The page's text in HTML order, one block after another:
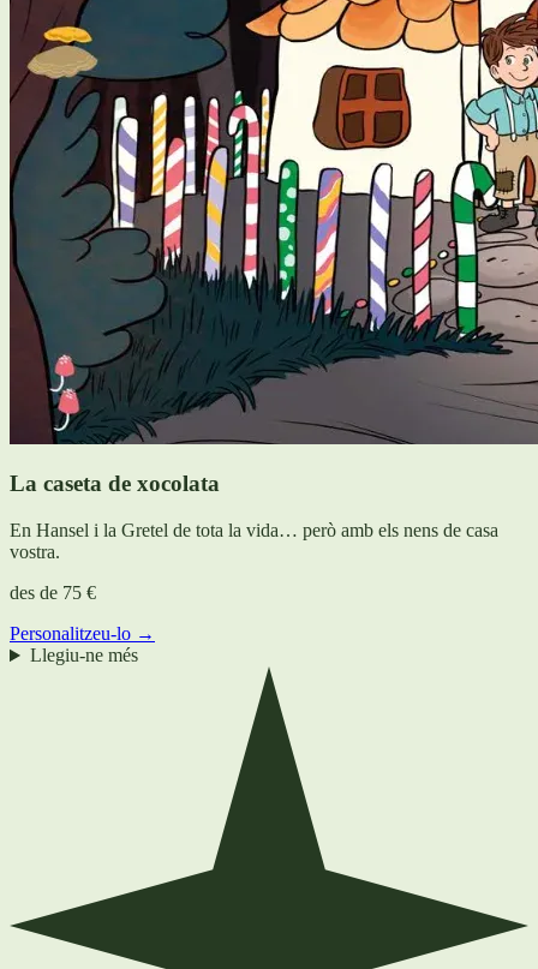
La caseta de xocolata
En Hansel i la Gretel de tota la vida… però amb els nens de casa
vostra.
des de 75 €
Personalitzeu-lo →
Llegiu-ne més